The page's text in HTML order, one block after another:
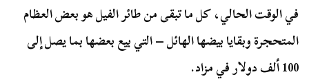
في الوقت الحالي، كل ما تبقى من طائر الفيل هو بعض العظام
المتحجرة وبقايا بيضها الهائل – التي بيع بعضها بما يصل إلى
100 ألف دولار في مزاد.